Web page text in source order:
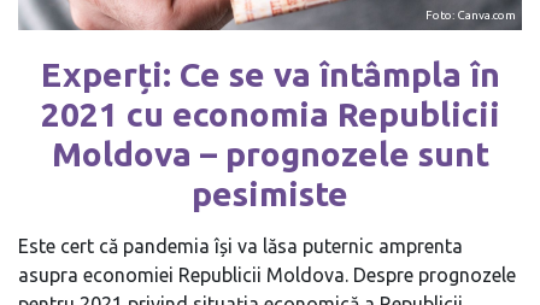
Foto: Canva.com
Experți: Ce se va întâmpla în
2021 cu economia Republicii
Moldova – prognozele sunt
pesimiste
Este cert că pandemia își va lăsa puternic amprenta
asupra economiei Republicii Moldova. Despre prognozele